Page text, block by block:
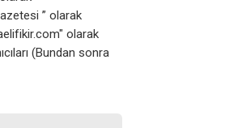
” olarak
olarak
(Bundan sonra